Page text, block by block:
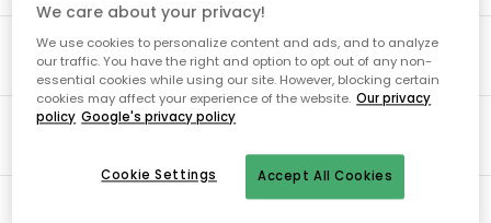
Får jag något leveransbesked?
We care about your privacy!
We use cookies to personalize content and ads, and to analyze
our traffic. You have the right and option to opt out of any non-
essential cookies while using our site. However, blocking certain
cookies may affect your experience of the website. Our privacy
policy Google's privacy policy
Accept All Cookies
Cookie Settings